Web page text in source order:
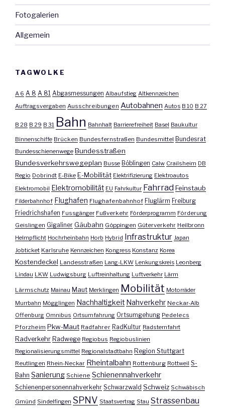
Fotogalerien
Allgemein
TAGWOLKE
A 6 A 8 A 81 Abgasmessungen Albaufstieg Altkennzeichen
Auftragsvergaben Ausschreibungen Autobahnen Autos B 10 B 27
B 28 B 29 B 31 Bahn Bahnhalt Barrierefreiheit Basel Baukultur
Binnenschiffe Brücken Bundesfernstraßen Bundesmittel Bundesrat
Bundesschienenwege Bundesstraßen
Bundesverkehrswegeplan Busse Böblingen Calw Crailsheim DB
Regio Dobrindt E-Bike E-Mobilität Elektrifizierung Elektroautos
Elektromobil Elektromobilität EU Fahrkultur FahrradFeinstaub
Filderbahnhof Flughafen Flughafenbahnhof Fluglärm Freiburg
Friedrichshafen Fussgänger Fußverkehr Förderprogramm Förderung
Geislingen Gigaliner Gäubahn Göppingen Güterverkehr Heilbronn
Helmpflicht Hochrheinbahn Horb Hybrid Infrastruktur Japan
Jobticket Karlsruhe Kennzeichen Kongress Konstanz Korea
Kostendeckel Landesstraßen Lang-LKW Lenkungskreis Leonberg
Lindau LKW Ludwigsburg Luftreinhaltung Luftverkehr Lärm
Lärmschutz Mainau Maut Merklingen Mobilität Motorräder
Murrbahn Mögglingen Nachhaltigkeit Nahverkehr Neckar-Alb
Offenburg Omnibus Ortsumfahrung Ortsumgehung Pedelecs
Pforzheim Pkw-Maut Radfahrer RadKultur Radsternfahrt
Radverkehr Radwege Regiobus Regiobuslinien
Regionalisierungsmittel Regionalstadtbahn Region Stuttgart
Reutlingen Rhein-Neckar Rheintalbahn Rottenburg Rottweil S-
Bahn Sanierung Schiene Schienennahverkehr
Schienenpersonennahverkehr Schwarzwald Schweiz Schwäbisch
Gmünd Sindelfingen SPNV Staatsvertrag Stau Strassenbau